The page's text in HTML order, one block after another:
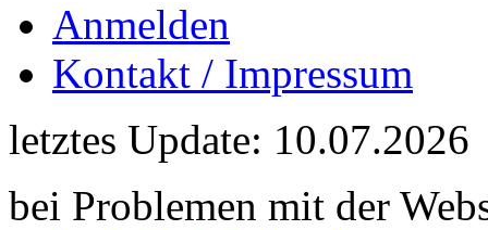
Anmelden
Kontakt / Impressum
letztes Update: 10.07.2026
bei Problemen mit der